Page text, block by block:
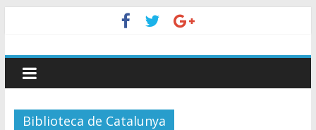
Biblioteca de Catalunya